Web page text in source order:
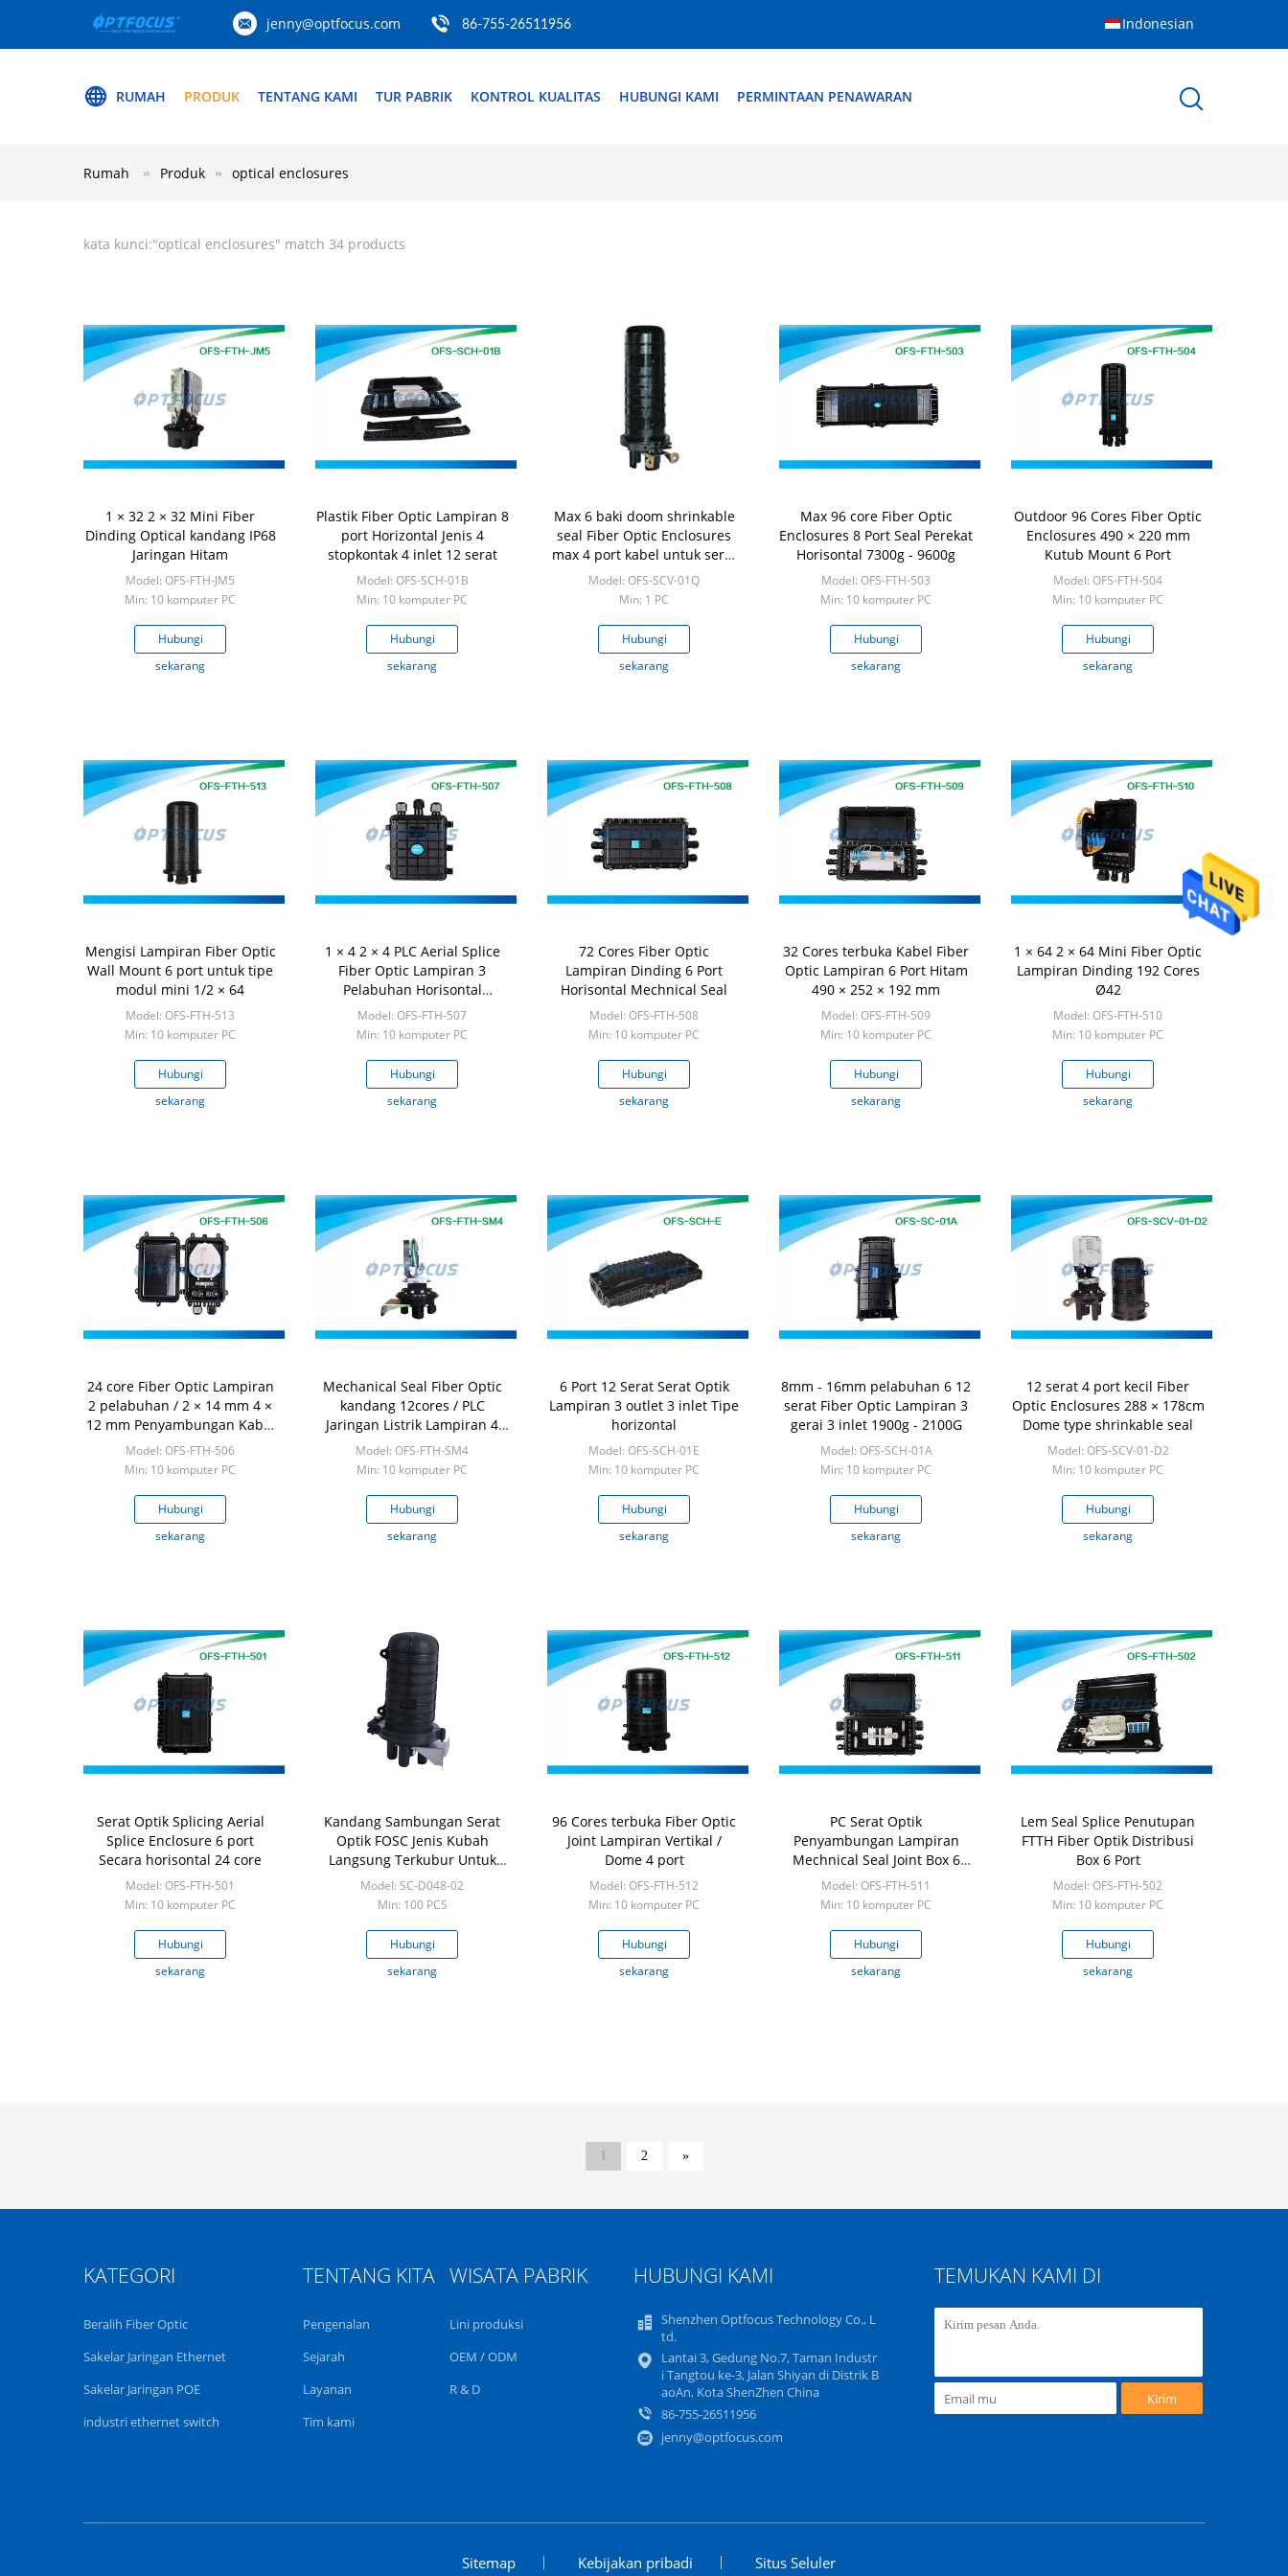
jenny@optfocus.com 86-755-26511956 Indonesian
RUMAH PRODUK TENTANG KAMI TUR PABRIK KONTROL KUALITAS HUBUNGI KAMI PERMINTAAN PENAWARAN
Rumah Produk optical enclosures
kata kunci:"optical enclosures" match 34 products
1 × 32 2 × 32 Mini Fiber
Dinding Optical kandang IP68
Jaringan Hitam
Model: OFS-FTH-JM5
Min: 10 komputer PC
Hubungi
sekarang
Plastik Fiber Optic Lampiran 8
port Horizontal Jenis 4
stopkontak 4 inlet 12 serat
Model: OFS-SCH-01B
Min: 10 komputer PC
Hubungi
sekarang
Max 6 baki doom shrinkable
seal Fiber Optic Enclosures
max 4 port kabel untuk serat
serentak
Model: OFS-SCV-01Q
Min: 1 PC
Hubungi
sekarang
Max 96 core Fiber Optic
Enclosures 8 Port Seal Perekat
Horisontal 7300g - 9600g
Model: OFS-FTH-503
Min: 10 komputer PC
Hubungi
sekarang
Outdoor 96 Cores Fiber Optic
Enclosures 490 × 220 mm
Kutub Mount 6 Port
Model: OFS-FTH-504
Min: 10 komputer PC
Hubungi
sekarang
Mengisi Lampiran Fiber Optic
Wall Mount 6 port untuk tipe
modul mini 1/2 × 64
Model: OFS-FTH-513
Min: 10 komputer PC
Hubungi
sekarang
1 × 4 2 × 4 PLC Aerial Splice
Fiber Optic Lampiran 3
Pelabuhan Horisontal
Mechanical Seal
Model: OFS-FTH-507
Min: 10 komputer PC
Hubungi
sekarang
72 Cores Fiber Optic
Lampiran Dinding 6 Port
Horisontal Mechnical Seal
Model: OFS-FTH-508
Min: 10 komputer PC
Hubungi
sekarang
32 Cores terbuka Kabel Fiber
Optic Lampiran 6 Port Hitam
490 × 252 × 192 mm
Model: OFS-FTH-509
Min: 10 komputer PC
Hubungi
sekarang
1 × 64 2 × 64 Mini Fiber Optic
Lampiran Dinding 192 Cores
Ø42
Model: OFS-FTH-510
Min: 10 komputer PC
Hubungi
sekarang
24 core Fiber Optic Lampiran
2 pelabuhan / 2 × 14 mm 4 ×
12 mm Penyambungan Kabel
Fiber Optik
Model: OFS-FTH-506
Min: 10 komputer PC
Hubungi
sekarang
Mechanical Seal Fiber Optic
kandang 12cores / PLC
Jaringan Listrik Lampiran 4
Port
Model: OFS-FTH-SM4
Min: 10 komputer PC
Hubungi
sekarang
6 Port 12 Serat Serat Optik
Lampiran 3 outlet 3 inlet Tipe
horizontal
Model: OFS-SCH-01E
Min: 10 komputer PC
Hubungi
sekarang
8mm - 16mm pelabuhan 6 12
serat Fiber Optic Lampiran 3
gerai 3 inlet 1900g - 2100G
Model: OFS-SCH-01A
Min: 10 komputer PC
Hubungi
sekarang
12 serat 4 port kecil Fiber
Optic Enclosures 288 × 178cm
Dome type shrinkable seal
Model: OFS-SCV-01-D2
Min: 10 komputer PC
Hubungi
sekarang
Serat Optik Splicing Aerial
Splice Enclosure 6 port
Secara horisontal 24 core
Model: OFS-FTH-501
Min: 10 komputer PC
Hubungi
sekarang
Kandang Sambungan Serat
Optik FOSC Jenis Kubah
Langsung Terkubur Untuk
Jaringan Tulang Punggung /
FTTH
Model: SC-D048-02
Min: 100 PCS
Hubungi
sekarang
96 Cores terbuka Fiber Optic
Joint Lampiran Vertikal /
Dome 4 port
Model: OFS-FTH-512
Min: 10 komputer PC
Hubungi
sekarang
PC Serat Optik
Penyambungan Lampiran
Mechnical Seal Joint Box 6
Port Horisontal
Model: OFS-FTH-511
Min: 10 komputer PC
Hubungi
sekarang
Lem Seal Splice Penutupan
FTTH Fiber Optik Distribusi
Box 6 Port
Model: OFS-FTH-502
Min: 10 komputer PC
Hubungi
sekarang
1 2 »
KATEGORI
Beralih Fiber Optic
Sakelar Jaringan Ethernet
Sakelar Jaringan POE
industri ethernet switch
TENTANG KITA
Pengenalan
Sejarah
Layanan
Tim kami
WISATA PABRIK
Lini produksi
OEM / ODM
R & D
HUBUNGI KAMI
Shenzhen Optfocus Technology Co., L
td.
Lantai 3, Gedung No.7, Taman Industr
i Tangtou ke-3, Jalan Shiyan di Distrik B
aoAn, Kota ShenZhen China
86-755-26511956
jenny@optfocus.com
TEMUKAN KAMI DI
Kirim
Sitemap Kebijakan pribadi Situs Seluler